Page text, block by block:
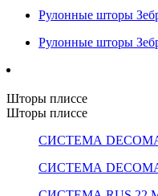
Рулонные шторы
Рулонные шторы
Шторы плиссе
Шторы плиссе
СИСТЕМА
СИСТЕМА